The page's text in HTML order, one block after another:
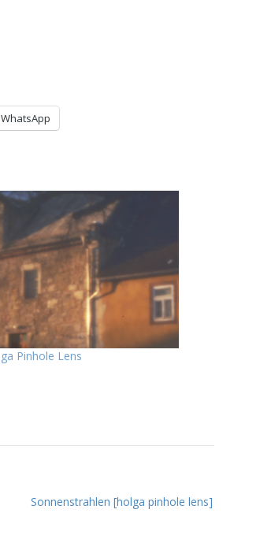
WhatsApp
Pinhole Lens
Sonnenstrahlen [holga pinhole lens]